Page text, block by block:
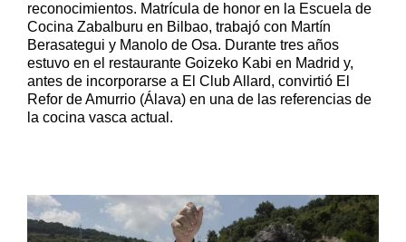
reconocimientos. Matrícula de honor en la Escuela de
Cocina Zabalburu en Bilbao, trabajó con Martín
Berasategui y Manolo de Osa. Durante tres años
estuvo en el restaurante Goizeko Kabi en Madrid y,
antes de incorporarse a El Club Allard, convirtió El
Refor de Amurrio (Álava) en una de las referencias de
la cocina vasca actual.